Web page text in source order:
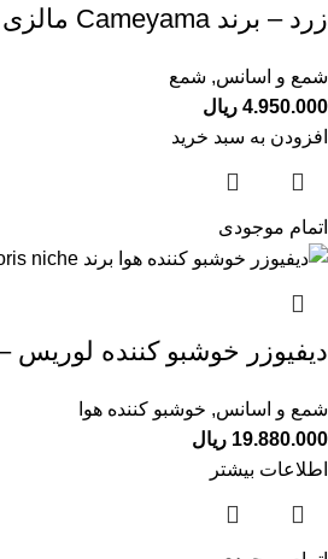
زرد – برند Cameyama مالزی
شمع و اسانس, شمع
4.950.000 ریال
افزودن به سبد خرید
اتمام موجودی
دیفیوزر خوشبو کننده لوریس
شمع و اسانس, خوشبو کننده هوا
19.880.000 ریال
اطلاعات بیشتر